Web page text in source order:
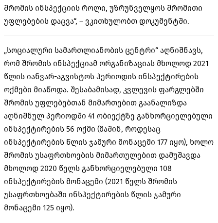
შრომის ინსპექციის როლი, უზრუნველყოს შრომითი
უფლებების დაცვა“, – ვკითხულობთ დოკუმენტში.
„სოციალური სამართლიანობის ცენტრი“ აღნიშნავს,
რომ შრომის ინსპექციამ ორგანიზაციას მხოლოდ 2021
წლის იანვარ-აგვისტოს პერიოდის ინსპექტირების
ოქმები მიაწოდა. შესაბამისად, კვლევის ფარგლებში
შრომის უფლებებთან მიმართებით გაანალიზდა
აღნიშნულ პერიოდში 41 ობიექტზე განხორციელებული
ინსპექტირების 56 ოქმი (მაშინ, როდესაც
ინსპექტირების წლის ჯამური მონაცემი 177 იყო), ხოლო
შრომის უსაფრთხოების მიმართულებით დამუშავდა
მხოლოდ 2020 წელს განხორციელებული 108
ინსპექტირების მონაცემი (2021 წელს შრომის
უსაფრთხოებაში ინსპექტირების წლის ჯამური
მონაცემი 125 იყო).